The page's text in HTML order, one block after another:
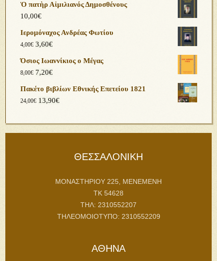
Ὁ πατὴρ Αἰμιλιανός Δημοσθένους
10,00€
Ιερομόναχος Ανδρέας Φωτίου
4,00€ 3,60€
Όσιος Ιωαννίκιος ο Μέγας
8,00€ 7,20€
Πακέτο βιβλίων Εθνικής Επετείου 1821
24,00€ 13,90€
ΘΕΣΣΑΛΟΝΙΚΗ
ΜΟΝΑΣΤΗΡΙΟΥ 225, ΜΕΝΕΜΕΝΗ
ΤΚ 54628
ΤΗΛ: 2310552207
ΤΗΛΕΟΜΟΙΟΤΥΠΟ: 2310552209
ΑΘΗΝΑ